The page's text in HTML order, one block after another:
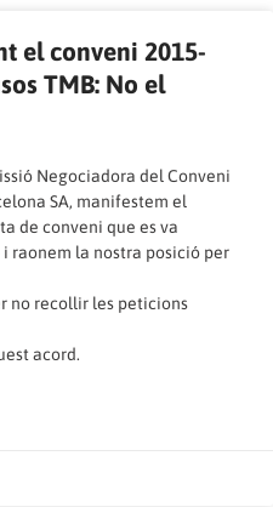
el conveni 2015-
TMB: No el
Negociadora del Conveni
SA, manifestem el
de conveni que es va
raonem la nostra posició per
no recollir les peticions
acord.